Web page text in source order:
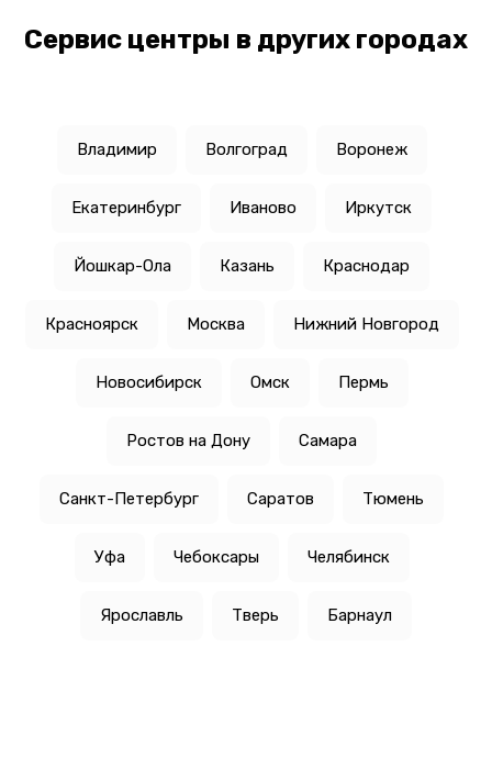
Сервис центры в других городах
Владимир Волгоград Воронеж
Екатеринбург Иваново Иркутск
Йошкар-Ола Казань Краснодар
Красноярск Москва Нижний Новгород
Новосибирск Омск Пермь
Ростов на Дону Самара
Санкт-Петербург Саратов Тюмень
Уфа Чебоксары Челябинск
Ярославль Тверь Барнаул